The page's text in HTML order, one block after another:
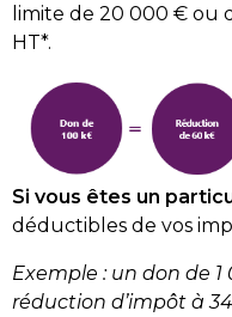
limite de 20 000 € ou
HT*.
Si vous êtes un
déductibles de vos
Exemple : un don de
réduction d’impôt à